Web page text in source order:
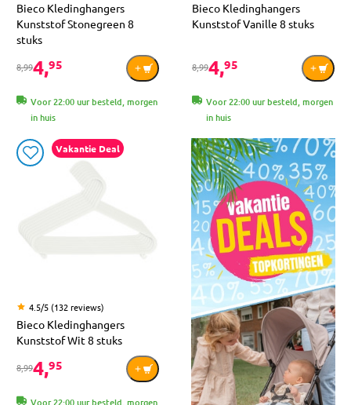
Bieco Kledinghangers
Kunststof Stonegreen 8
stuks
8,994,95
Voor 22:00 uur besteld, morgen
in huis
Bieco Kledinghangers
Kunststof Vanille 8 stuks
8,994,95
Voor 22:00 uur besteld, morgen
in huis
Vakantie Deal
4.5/5 (132 reviews)
Bieco Kledinghangers
Kunststof Wit 8 stuks
8,994,95